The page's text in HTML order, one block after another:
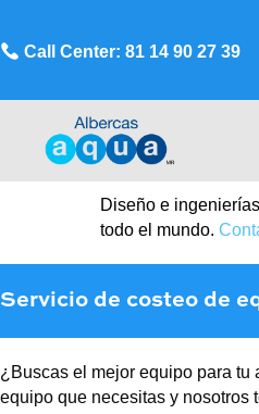
Call Center: 81 14 90 27 39
Diseño e
todo el mundo.
Servicio de costeo de
¿Buscas el mejor equipo para tu
equipo que necesitas y nosotros